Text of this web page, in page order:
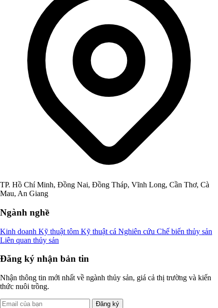
TP. Hồ Chí Minh, Đồng Nai, Đồng Tháp, Vĩnh Long, Cần Thơ, Cà
Mau, An Giang
Ngành nghề
Kinh doanh Kỹ thuật tôm Kỹ thuật cá Nghiên cứu Chế biến thủy sản
Liên quan thủy sản
Đăng ký nhận bản tin
Nhận thông tin mới nhất về ngành thủy sản, giá cả thị trường và kiến
thức nuôi trồng.
Đăng ký